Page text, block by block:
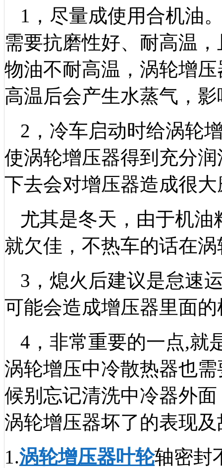
1，尽量成使用合机油
需要抗磨性好、耐高温
物油不耐高温，涡轮增
高温后会产生水蒸气，
2，冷车启动时给涡轮
使涡轮增压器得到充分
下去会对增压器造成很
尤其是冬天，由于机
就欠佳，不热车的话在
3，熄火后建议是怠速
可能会造成增压器里面
4，非常重要的一点,就
涡轮增压中冷散热器也
候别忘记清洗中冷器外
涡轮增压器坏了的表现
1.涡轮增压器叶轮轴密封